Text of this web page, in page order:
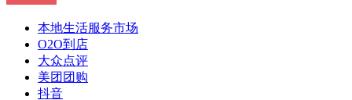
本地生活服务市场
O2O到店
大众点评
美团团购
抖音